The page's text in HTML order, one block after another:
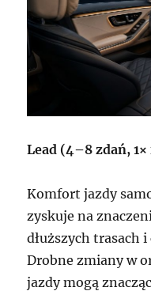
Lead (4–8 zdań,
Komfort jazdy
zyskuje na
dłuższych trasach
Drobne zmiany w
jazdy mogą